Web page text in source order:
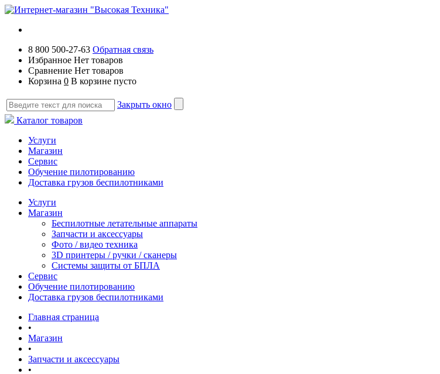
8 800 500-27-63 Обратная связь
Избранное Нет товаров
Сравнение Нет товаров
Корзина 0 В корзине пусто
Закрыть окно
Каталог товаров
Услуги
Магазин
Сервис
Обучение пилотированию
Доставка грузов беспилотниками
Услуги
Магазин
Беспилотные летательные аппараты
Запчасти и аксессуары
Фото / видео техника
3D принтеры / ручки / сканеры
Системы защиты от БПЛА
Сервис
Обучение пилотированию
Доставка грузов беспилотниками
Главная страница
•
Магазин
•
Запчасти и аксессуары
•